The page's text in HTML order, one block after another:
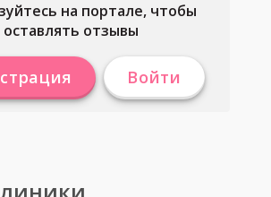
на портале, чтобы
оставлять отзывы
Войти